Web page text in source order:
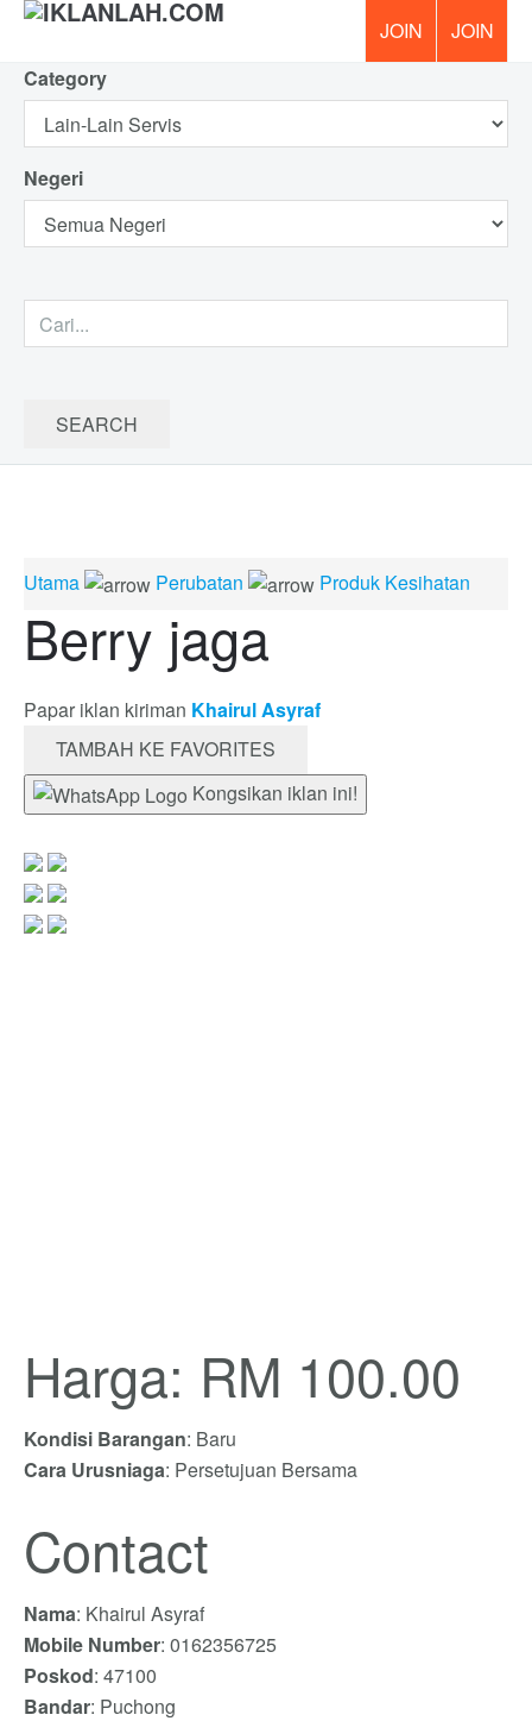
Category
Negeri
Utama Perubatan Produk Kesihatan
Berry jaga
Papar iklan kiriman Khairul Asyraf
TAMBAH KE FAVORITES
Kongsikan iklan ini!
Harga: RM 100.00
Kondisi Barangan: Baru
Cara Urusniaga: Persetujuan Bersama
Contact
Nama: Khairul Asyraf
Mobile Number: 0162356725
Poskod: 47100
Bandar: Puchong